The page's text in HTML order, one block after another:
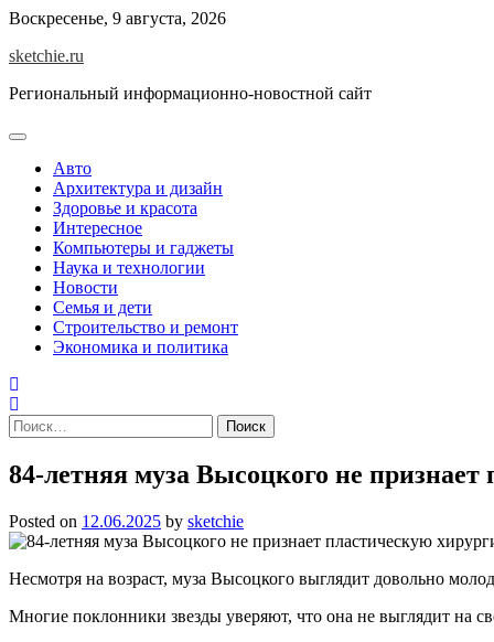
Skip
content
Воскресенье, 9 августа, 2026
sketchie.ru
Региональный информационно-новостной сайт
Авто
Архитектура и дизайн
Здоровье и красота
Интересное
Компьютеры и гаджеты
Наука и технологии
Новости
Семья и дети
Строительство и ремонт
Экономика и политика
Найти:
84-летняя муза Высоцкого не
Posted on 12.06.2025 by sketchie
Несмотря на возраст, муза Высоцкого выглядит довольно
Многие поклонники звезды уверяют, что она не выглядит на